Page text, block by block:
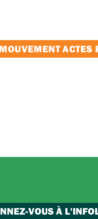
VOUS À